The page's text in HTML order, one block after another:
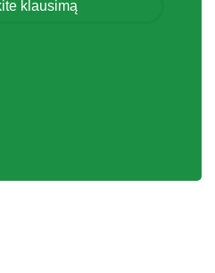
klausimą